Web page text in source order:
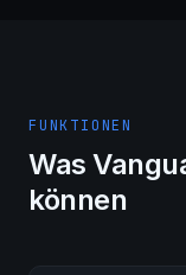
FUNKTIONEN
Was
können